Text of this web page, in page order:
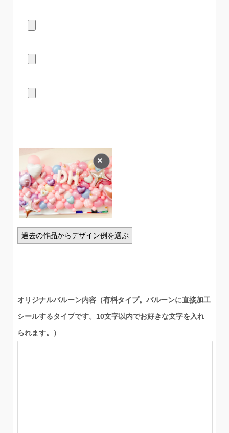
過去の作品からデザイン例を選ぶ
オリジナルバルーン内容（有料タイプ。バルーンに直接加工
シールするタイプです。10文字以内でお好きな文字を入れ
られます。）